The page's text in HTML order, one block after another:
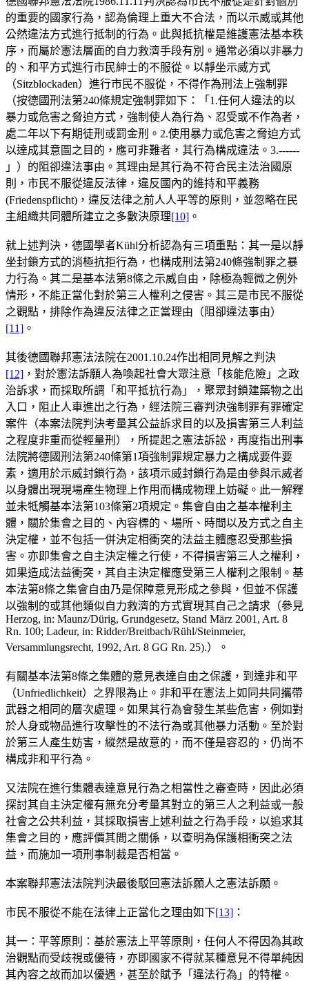
的重要的國家行為，認為倫理上重大不合法，而以示威或其他
公然違法方式進行抵制的行為。此與抵抗權是維護憲法基本秩
序，而屬於憲法層面的自力救濟手段有別。通常必須以非暴力
的、和平方式進行市民紳士的不服從。以靜坐示威方式
（Sitzblockaden）進行市民不服從，不得作為刑法上強制罪
（按德國刑法第240條規定強制罪如下：「1.任何人違法的以
暴力或危害之脅迫方式，強制使人為行為、忍受或不作為者，
處二年以下有期徒刑或罰金刑。2.使用暴力或危害之脅迫方式
以達成其意圖之目的，應可非難者，其行為構成違法。3.------
」）的阻卻違法事由。其理由是其行為不符合民主法治國原
則，市民不服從違反法律，違反國內的維持和平義務
(Friedenspflicht)，違反法律之前人人平等的原則，並忽略在民
主組織共同體所建立之多數決原理[10] 。
就上述判決，德國學者Kühl分析認為有三項重點：其一是以靜
坐封鎖方式的消極抗拒行為，也構成刑法第240條強制罪之暴
力行為。其二是基本法第8條之示威自由，除極為輕微之例外
情形，不能正當化對於第三人權利之侵害。其三是市民不服從
之觀點，排除作為違反法律之正當理由（阻卻違法事由）
[11] 。
其後德國聯邦憲法法院在2001.10.24作出相同見解之判決
[12] ，對於憲法訴願人為喚起社會大眾注意「核能危險」之政
治訴求，而採取所謂「和平抵抗行為」，聚眾封鎖建築物之出
入口，阻止人車進出之行為，經法院三審判決強制罪有罪確定
案件（本案法院判決考量其公益訴求目的以及損害第三人利益
之程度非重而從輕量刑），所提起之憲法訴訟，再度指出刑事
法院將德國刑法第240條第1項強制罪規定暴力之構成要件要
素，適用於示威封鎖行為，該項示威封鎖行為是由參與示威者
以身體出現現場產生物理上作用而構成物理上妨礙。此一解釋
並未牴觸基本法第103條第2項規定。集會自由之基本權利主
體，關於集會之目的、內容標的、場所、時間以及方式之自主
決定權，並不包括一併決定相衝突的法益主體應忍受那些損
害。亦即集會之自主決定權之行使，不得損害第三人之權利，
如果造成法益衝突，其自主決定權應受第三人權利之限制。基
本法第8條之集會自由乃是保障意見形成之參與，但並不保護
以強制的或其他類似自力救濟的方式實現其自己之請求（參見
Herzog, in: Maunz/Dürig, Grundgesetz, Stand März 2001, Art. 8
Rn. 100; Ladeur, in: Ridder/Breitbach/Rühl/Steinmeier,
Versammlungsrecht, 1992, Art. 8 GG Rn. 25).）。
有關基本法第8條之集體的意見表達自由之保護，到達非和平
（Unfriedlichkeit）之界限為止。非和平在憲法上如同共同攜帶
武器之相同的層次處理。如果其行為會發生某些危害，例如對
於人身或物品進行攻擊性的不法行為或其他暴力活動。至於對
於第三人產生妨害，縱然是故意的，而不僅是容忍的，仍尚不
構成非和平行為。
又法院在進行集體表達意見行為之相當性之審查時，因此必須
探討其自主決定權有無充分考量其對立的第三人之利益或一般
社會之公共利益，其採取損害上述利益之行為手段，以追求其
集會之目的，應評價其間之關係，以查明為保護相衝突之法
益，而施加一項刑事制裁是否相當。
本案聯邦憲法法院判決最後駁回憲法訴願人之憲法訴願。
市民不服從不能在法律上正當化之理由如下[13] ：
其一：平等原則：基於憲法上平等原則，任何人不得因為其政
治觀點而受歧視或優待，亦即國家不得就某種意見不得單純因
其內容之故而加以優遇，甚至於賦予「違法行為」的特權。